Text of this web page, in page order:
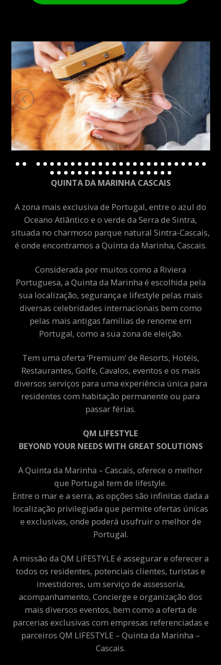
QUINTA DA MARINHA CASCAIS
A zona mais exclusiva de Portugal, entre o azul do
Oceano Atlântico e o verde da Serra de Sintra,
situada no charmoso parque natural Sintra-Cascais,
é onde encontramos a Quinta da Marinha, Cascais.
Considerada por muitos como a Riviera
Portuguesa, a Quinta da Marinha é escolhida pela
sua localização, segurança e lifestyle pelas mais
diversas celebridades internacionais bem como
pelas mais antigas famílias de renome em
Portugal, como a sua zona de eleição.
Tem uma oferta ‘Premium’ de Resorts, Hotéis,
Restaurantes, Golfe, Cavalos, eventos e os mais
diversos serviços para uma experiência única para
residentes com habitação permanente ou para
passar férias.
QM LIFESTYLE
BEYOND YOUR NEEDS WITH GREAT SOLUTIONS
A Quinta da Marinha – Cascais, oferece o melhor
que Portugal tem de lifestyle.
Entre o mar e a serra, as opções são infinitas dada a
localização privilegiada que permite ofertas únicas
e exclusivas, onde poderá usufruir o melhor de
Portugal.
A missão da QM LIFESTYLE é assegurar e oferecer a
todos os residentes, potenciais clientes, turistas e
investidores, um serviço de assessoria,
acompanhamento, Concierge e organização dos
mais diversos eventos, bem como a oferta de
parcerias exclusivas com empresas referenciadas e
parceiros QM LIFESTYLE – Quinta da Marinha –
Cascais.